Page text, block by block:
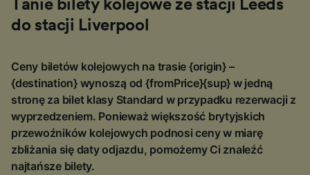
Tanie bilety kolejowe ze stacji Leeds
do stacji Liverpool
Ceny biletów kolejowych na trasie {origin} –
{destination} wynoszą od {fromPrice}{sup} w jedną
stronę za bilet klasy Standard w przypadku rezerwacji z
wyprzedzeniem. Ponieważ większość brytyjskich
przewoźników kolejowych podnosi ceny w miarę
zbliżania się daty odjazdu, pomożemy Ci znaleźć
najtańsze bilety.